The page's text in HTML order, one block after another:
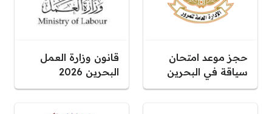
حجز موعد امتحان
سياقة في البحرين
قانون وزارة العمل
البحرين 2026